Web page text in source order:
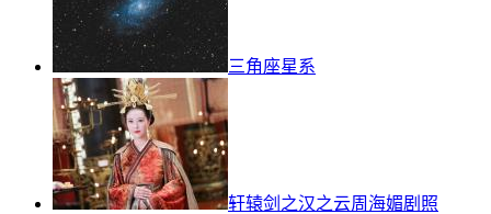
三角座星系
轩辕剑之汉之云周海媚剧照